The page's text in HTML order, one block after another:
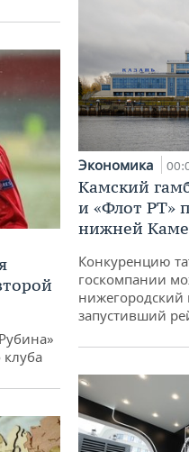
клуба
Экономика
Камский
и «Флот РТ»
нижней Каме
Конкуренцию
госкомпании
нижегородский
запустивший